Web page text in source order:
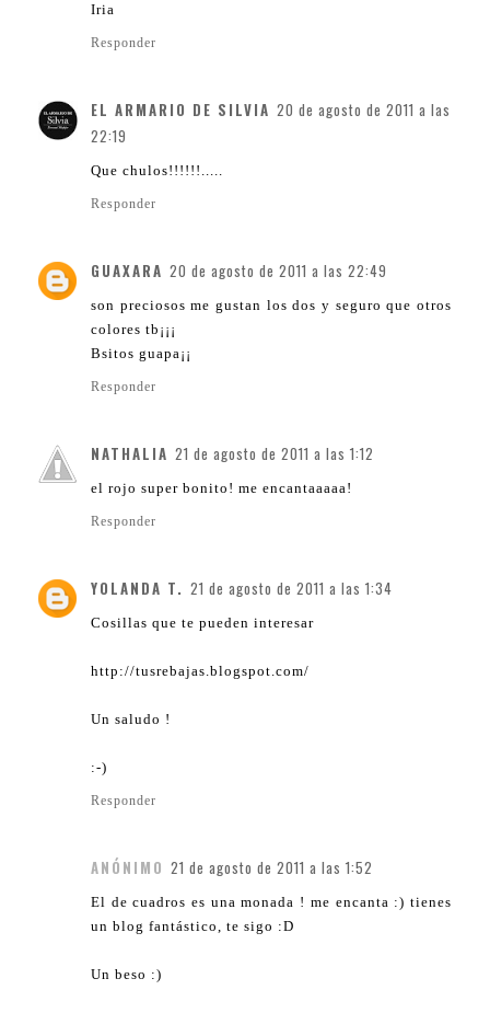
Iria
Responder
EL ARMARIO DE SILVIA 20 de agosto de 2011 a las
22:19
Que chulos!!!!!!.....
Responder
GUAXARA 20 de agosto de 2011 a las 22:49
son preciosos me gustan los dos y seguro que otros
colores tb¡¡¡
Bsitos guapa¡¡
Responder
NATHALIA 21 de agosto de 2011 a las 1:12
el rojo super bonito! me encantaaaaa!
Responder
YOLANDA T. 21 de agosto de 2011 a las 1:34
Cosillas que te pueden interesar
http://tusrebajas.blogspot.com/
Un saludo !
:-)
Responder
ANÓNIMO 21 de agosto de 2011 a las 1:52
El de cuadros es una monada ! me encanta :) tienes
un blog fantástico, te sigo :D
Un beso :)